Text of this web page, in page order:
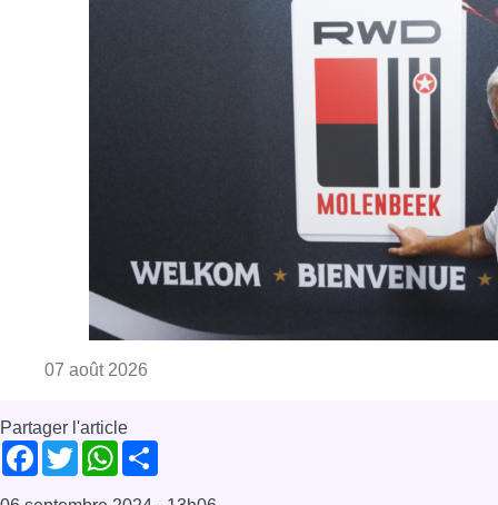
07 août 2026
Partager l'article
Facebook
TwitterWhatsApp